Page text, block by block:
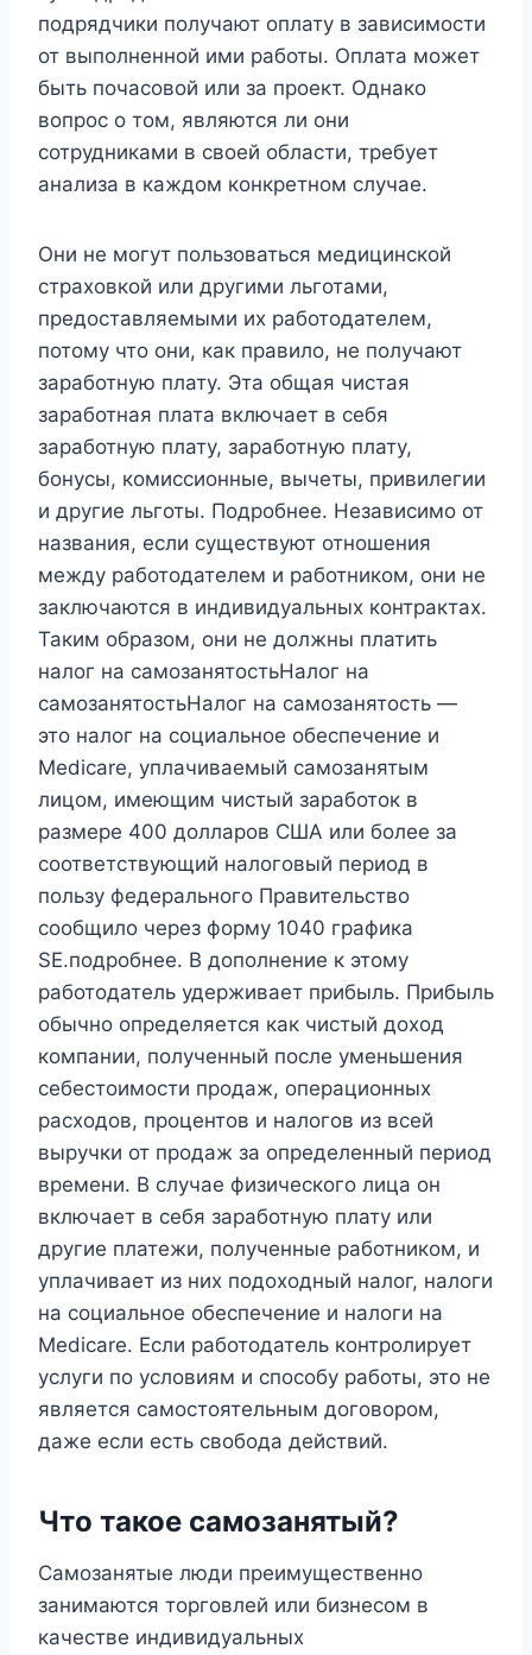
подрядчики получают оплату в зависимости
от выполненной ими работы. Оплата может
быть почасовой или за проект. Однако
вопрос о том, являются ли они
сотрудниками в своей области, требует
анализа в каждом конкретном случае.
Они не могут пользоваться медицинской
страховкой или другими льготами,
предоставляемыми их работодателем,
потому что они, как правило, не получают
заработную плату. Эта общая чистая
заработная плата включает в себя
заработную плату, заработную плату,
бонусы, комиссионные, вычеты, привилегии
и другие льготы. Подробнее. Независимо от
названия, если существуют отношения
между работодателем и работником, они не
заключаются в индивидуальных контрактах.
Таким образом, они не должны платить
налог на самозанятостьНалог на
самозанятостьНалог на самозанятость —
это налог на социальное обеспечение и
Medicare, уплачиваемый самозанятым
лицом, имеющим чистый заработок в
размере 400 долларов США или более за
соответствующий налоговый период в
пользу федерального Правительство
сообщило через форму 1040 графика
SE.подробнее. В дополнение к этому
работодатель удерживает прибыль. Прибыль
обычно определяется как чистый доход
компании, полученный после уменьшения
себестоимости продаж, операционных
расходов, процентов и налогов из всей
выручки от продаж за определенный период
времени. В случае физического лица он
включает в себя заработную плату или
другие платежи, полученные работником, и
уплачивает из них подоходный налог, налоги
на социальное обеспечение и налоги на
Medicare. Если работодатель контролирует
услуги по условиям и способу работы, это не
является самостоятельным договором,
даже если есть свобода действий.
Что такое самозанятый?
Самозанятые люди преимущественно
занимаются торговлей или бизнесом в
качестве индивидуальных